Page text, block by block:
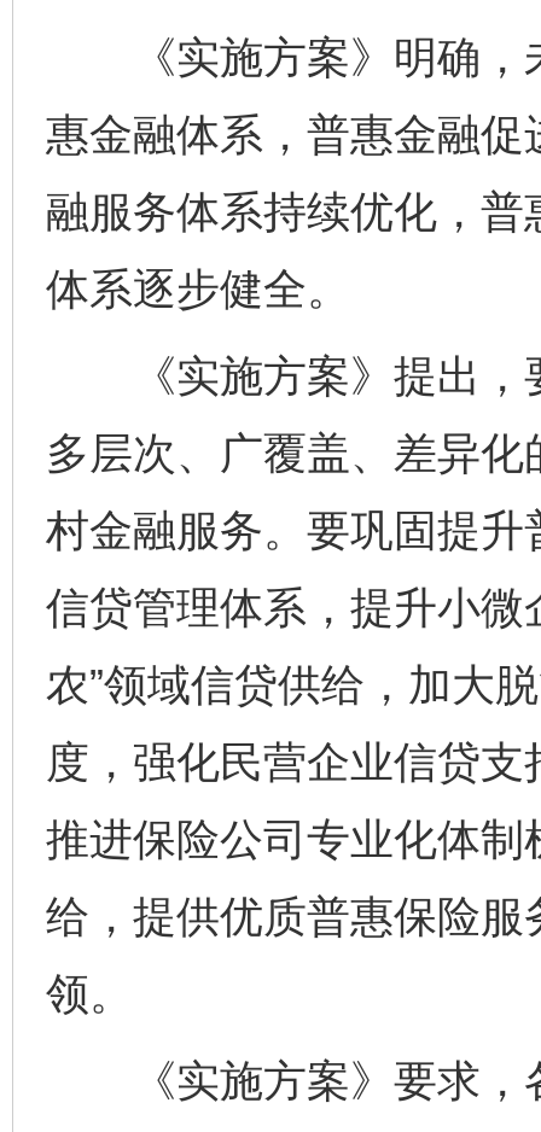
《实施方案》明确，
惠金融体系，普惠金融
融服务体系持续优化，
体系逐步健全。
《实施方案》提出，
多层次、广覆盖、差异
村金融服务。要巩固提
信贷管理体系，提升小微
农”领域信贷供给，加大
度，强化民营企业信贷
推进保险公司专业化体
给，提供优质普惠保险
领。
《实施方案》要求，